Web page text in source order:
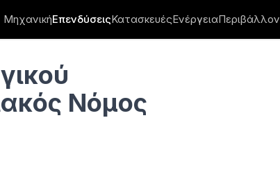
ΜηχανικήΕπενδύσειςΚατασκευέςΕνέργειαΠεριβάλλον
Νόμος